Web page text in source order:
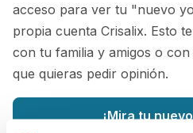
acceso para ver tu "nuevo
propia cuenta Crisalix. Esto
con tu familia y amigos o
que quieras pedir opinión.
¡Mira tu